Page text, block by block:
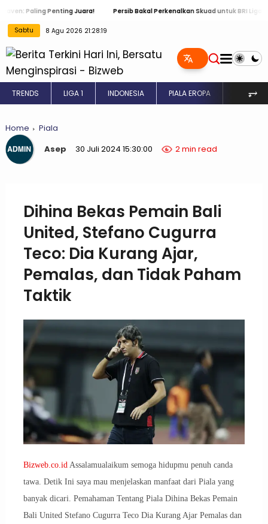
Penting Juara! Persib Bakal Perkenalkan Skuad untuk BRI Liga 1 2024 /
Sabtu
8 Agu 2026
21:28:20
TRENDS LIGA 1 INDONESIA PIALA EROPA INGGRIS
⥅
Home
Piala
Asep
30 Juli 2024 15:30:00 2 min read
Dihina Bekas Pemain Bali
United, Stefano Cugurra
Teco: Dia Kurang Ajar,
Pemalas, dan Tidak Paham
Taktik
Bizweb.co.idAssalamualaikum semoga hidupmu penuh canda
tawa. Detik Ini saya mau menjelaskan manfaat dari Piala yang
banyak dicari. Pemahaman Tentang Piala Dihina Bekas Pemain
Bali United Stefano Cugurra Teco Dia Kurang Ajar Pemalas dan